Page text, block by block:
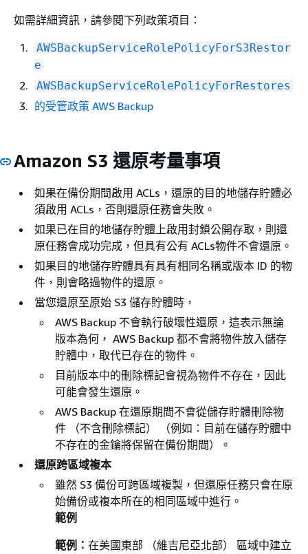
如需詳細資訊，請參閱下列政策項目：
AWSBackupServiceRolePolicyForS3Restor
e
AWSBackupServiceRolePolicyForRestores
的受管政策 AWS Backup
Amazon S3 還原考量事項
如果在備份期間啟用 ACLs，還原的目的地儲存貯體必
須啟用 ACLs，否則還原任務會失敗。
如果已在目的地儲存貯體上啟用封鎖公開存取，則還
原任務會成功完成，但具有公有 ACLs物件不會還原。
如果目的地儲存貯體具有具有相同名稱或版本 ID 的物
件，則會略過物件的還原。
當您還原至原始 S3 儲存貯體時，
AWS Backup 不會執行破壞性還原，這表示無論
版本為何， AWS Backup 都不會將物件放入儲存
貯體中，取代已存在的物件。
目前版本中的刪除標記會視為物件不存在，因此
可能會發生還原。
AWS Backup 在還原期間不會從儲存貯體刪除物
件 （不含刪除標記） （例如：目前在儲存貯體中
不存在的金鑰將保留在備份期間）。
還原跨區域複本
雖然 S3 備份可跨區域複製，但還原任務只會在原
始備份或複本所在的相同區域中進行。
範例
範例： 在美國東部 （維吉尼亞北部） 區域中建立